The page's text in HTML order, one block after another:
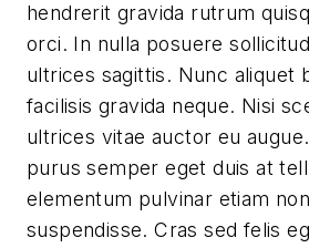
hendrerit gravida rutrum
orci. In nulla posuere
ultrices sagittis. Nunc aliquet
facilisis gravida neque. Nisi
ultrices vitae auctor eu
purus semper eget duis at
elementum pulvinar etiam
suspendisse. Cras sed felis